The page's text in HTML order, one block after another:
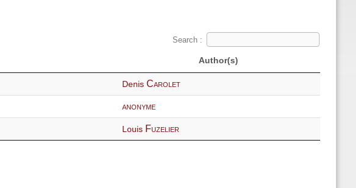
Search :
Author(s)
DenisCarolet
anonyme
Louis Fuzelier